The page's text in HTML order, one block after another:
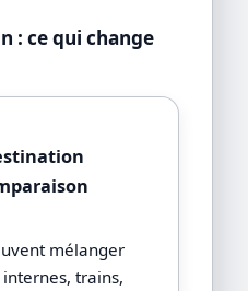
: ce qui change
mélanger
trains,